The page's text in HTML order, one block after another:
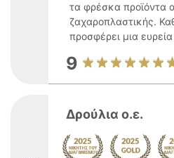
τα φρέσκα προϊόντα
ζαχαροπλαστικής.
προσφέρει μια
9
Δρούλια ο.ε.